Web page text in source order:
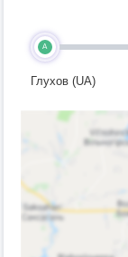
A
Глухов (UA)